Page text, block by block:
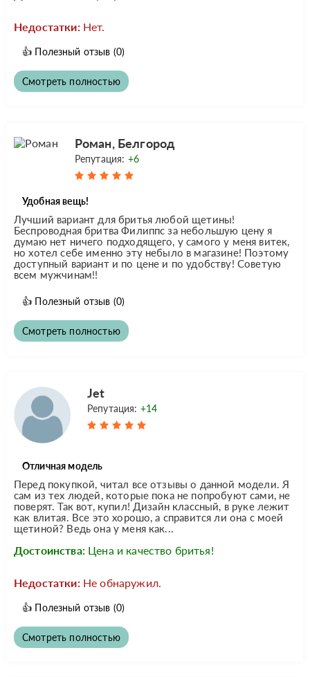
Недостатки: Нет.
👍 Полезный отзыв (0)
Смотреть полностью
Роман, Белгород
Репутация: +6
Удобная вещь!
Лучший вариант для бритья любой щетины!
Беспроводная бритва Филиппс за небольшую цену я
думаю нет ничего подходящего, у самого у меня витек,
но хотел себе именно эту небыло в магазине! Поэтому
доступный вариант и по цене и по удобству! Советую
всем мужчинам!!
👍 Полезный отзыв (0)
Смотреть полностью
Jet
Репутация: +14
Отличная модель
Перед покупкой, читал все отзывы о данной модели. Я
сам из тех людей, которые пока не попробуют сами, не
поверят. Так вот, купил! Дизайн классный, в руке лежит
как влитая. Все это хорошо, а справится ли она с моей
щетиной? Ведь она у меня как...
Достоинства: Цена и качество бритья!
Недостатки: Не обнаружил.
👍 Полезный отзыв (0)
Смотреть полностью